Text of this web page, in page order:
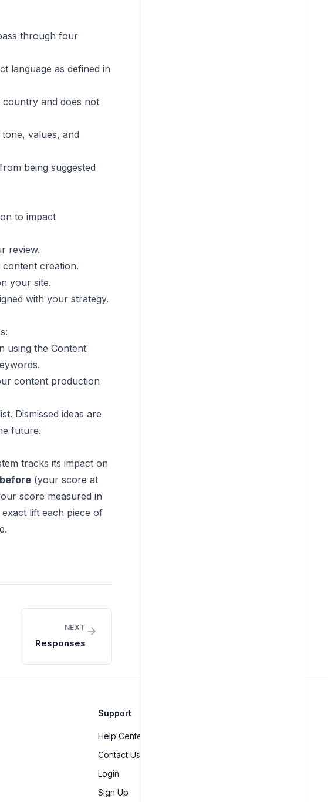
through four
language as defined in
country and does not
values, and
being suggested
to impact
review.
creation.
your site.
with your strategy.
using the Content
content production
Dismissed ideas are
future.
tracks its impact on
(your score at
score measured in
lift each piece of
NEXT
Responses
Support
Help Center
Contact Us
Login
Sign Up